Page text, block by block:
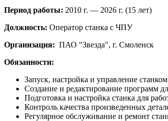
Период работы: 2010 г. — 2026 г. (15 лет)
Должность: Оператор станка с ЧПУ
Организация: ПАО "Звезда", г. Смоленск
Обязанности:
Запуск, настройка и управление
Создание и редактирование программ
Подготовка и настройка станка для
Контроль качества произведенных
Регулярное обслуживание и ремонт